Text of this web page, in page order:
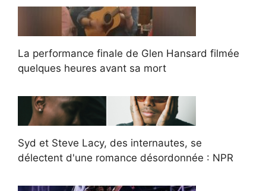
La performance finale de Glen Hansard filmée
quelques heures avant sa mort
Syd et Steve Lacy, des internautes, se
délectent d'une romance désordonnée : NPR